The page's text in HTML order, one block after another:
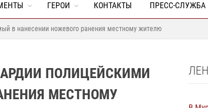
ГЕРОИ КОНТАКТЫ ПРЕСС-СЛУЖБА
в нанесении ножевого ранения местному жителю
ПОЛИЦЕЙСКИМИ
МЕСТНОМУ